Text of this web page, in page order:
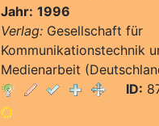
Jahr: 1996
Verlag:Gesellschaft für
Kommunikationstechnik
Medienarbeit
ID: